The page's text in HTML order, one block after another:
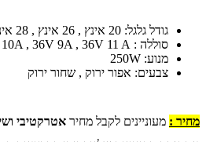
גודל גלגל: 20 אינץ , 26 אינץ , 28 אינץ
סוללה : 36V 10A , 36V 9A , 36V 11 A
מנוע: 250W
צבעים: אפור ירוק , שחור ירוק
מחיר : מעוניינים לקבל מחיר אטרקטיבי